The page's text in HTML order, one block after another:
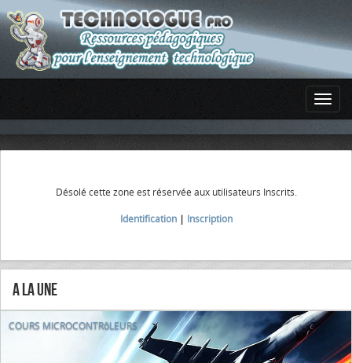
Désolé cette zone est réservée aux utilisateurs Inscrits.
Identification| Inscription
A la Une
COURS MICROCONTRôLEURS